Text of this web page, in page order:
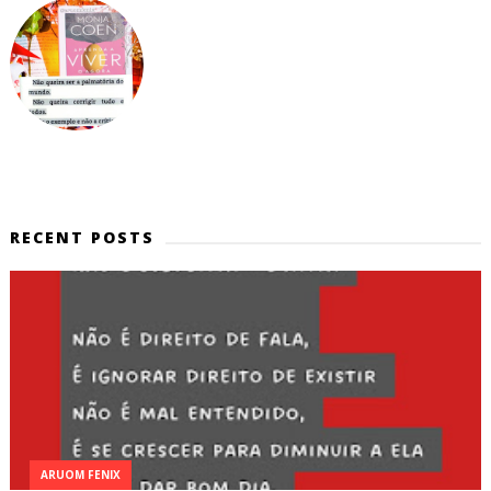
RECENT POSTS
ARUOM FENIX